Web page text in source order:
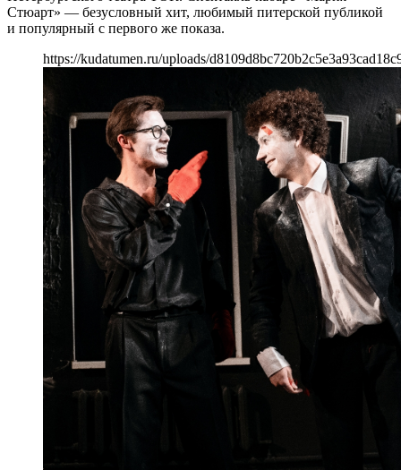
Стюарт» — безусловный хит, любимый питерской публикой
и популярный с первого же показа.
https://kudatumen.ru/uploads/